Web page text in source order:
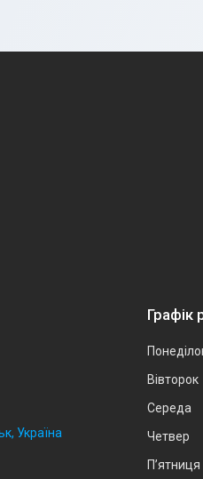
Україна
Графік
Вівторок
Середа
Четвер
Пʼятниця